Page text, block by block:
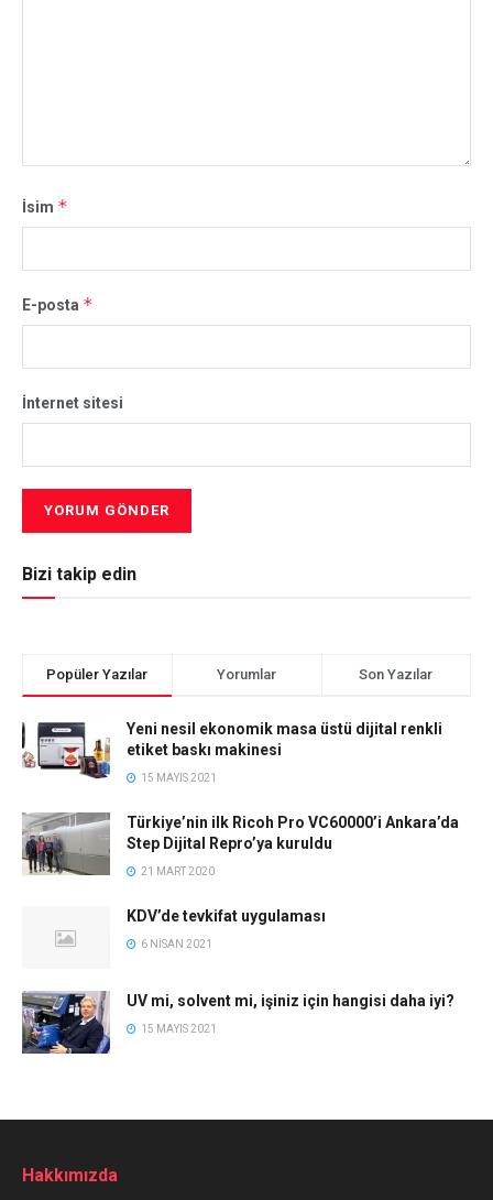
İsim *
E-posta *
İnternet sitesi
Bizi takip edin
Popüler Yazılar Yorumlar Son Yazılar
Yeni nesil ekonomik masa üstü dijital renkli
etiket baskı makinesi
15 MAYIS 2021
Türkiye’nin ilk Ricoh Pro VC60000’i Ankara’da
Step Dijital Repro’ya kuruldu
21 MART 2020
KDV’de tevkifat uygulaması
6 NISAN 2021
UV mi, solvent mi, işiniz için hangisi daha iyi?
15 MAYIS 2021
Hakkımızda